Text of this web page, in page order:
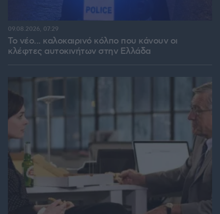
Το νέο... καλοκαιρινό κόλπο που κάνουν οι
κλέφτες αυτοκινήτων στην Ελλάδα
09.08.2026, 07:29